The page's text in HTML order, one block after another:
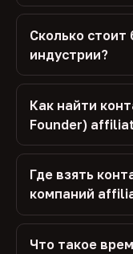
Сколько
индустрии?
Как найти
Founder)
Где взять
компаний
Что такое